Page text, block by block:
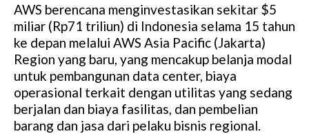
AWS berencana menginvestasikan sekitar $5
miliar (Rp71 triliun) di Indonesia selama 15 tahun
ke depan melalui AWS Asia Pacific (Jakarta)
Region yang baru, yang mencakup belanja modal
untuk pembangunan data center, biaya
operasional terkait dengan utilitas yang sedang
berjalan dan biaya fasilitas, dan pembelian
barang dan jasa dari pelaku bisnis regional.